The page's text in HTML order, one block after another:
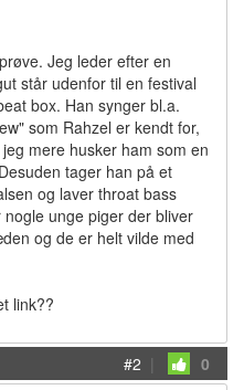
Jeg leder efter en
står udenfor til en festival
box. Han synger bl.a.
som Rahzel er kendt for,
mere husker ham som en
tager han på et
og laver throat bass
unge piger der bliver
og de er helt vilde med
link??
#2 | 0